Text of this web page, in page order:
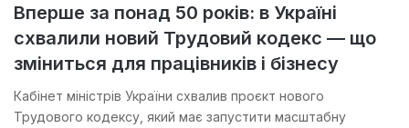
Вперше за понад 50 років: в Україні
схвалили новий Трудовий кодекс — що
зміниться для працівників і бізнесу
Кабінет міністрів України схвалив проєкт нового
Трудового кодексу, який має запустити масштабну